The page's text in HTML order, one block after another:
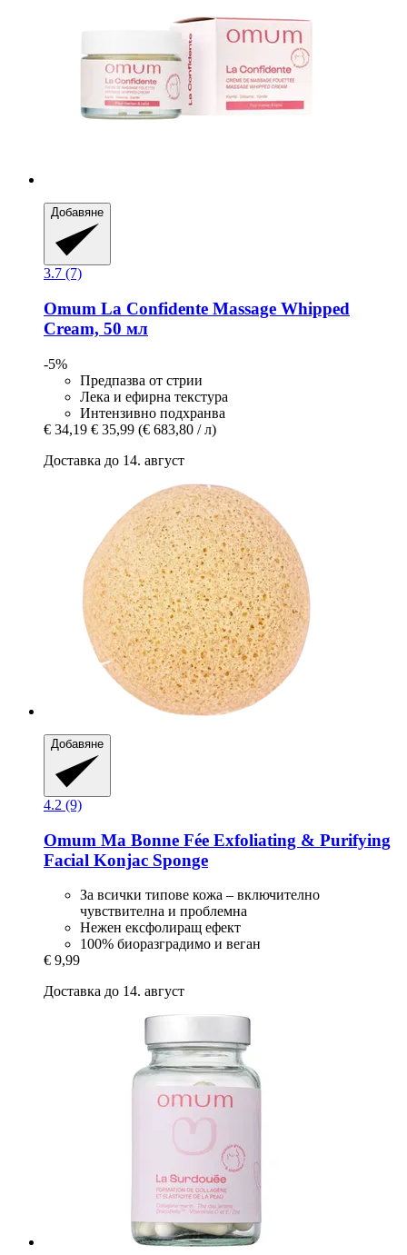
Добавяне
3.7 (7)
Omum La Confidente Massage Whipped
Cream, 50 мл
-5%
Предпазва от стрии
Лека и ефирна текстура
Интензивно подхранва
€ 34,19 € 35,99 (€ 683,80 / л)
Доставка до 14. август
Добавяне
4.2 (9)
Omum Ma Bonne Fée Exfoliating & Purifying
Facial Konjac Sponge
За всички типове кожа – включително
чувствителна и проблемна
Нежен ексфолиращ ефект
100% биоразградимо и веган
€ 9,99
Доставка до 14. август